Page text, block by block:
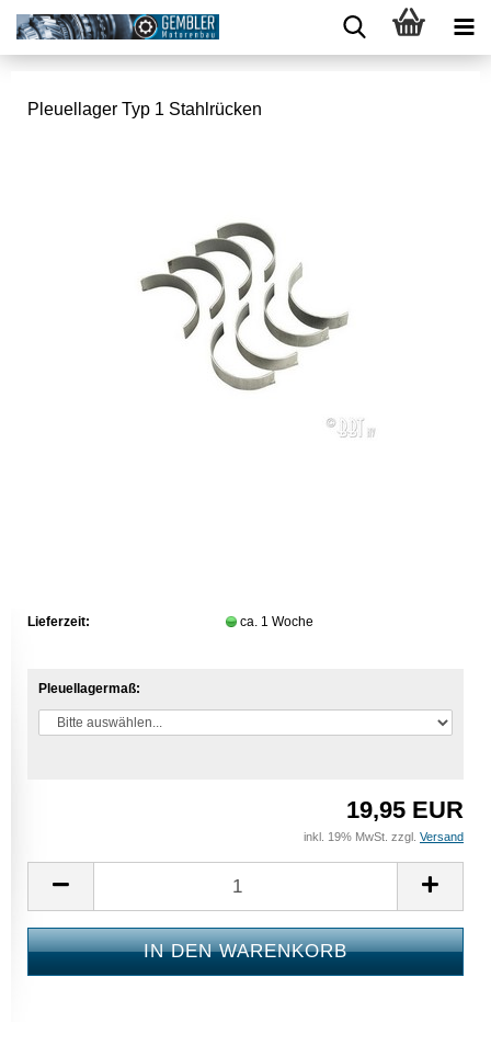
Pleuellager Typ 1 Stahlrücken
Lieferzeit: ca. 1 Woche
Pleuellagermaß:
19,95 EUR
inkl. 19% MwSt. zzgl. Versand